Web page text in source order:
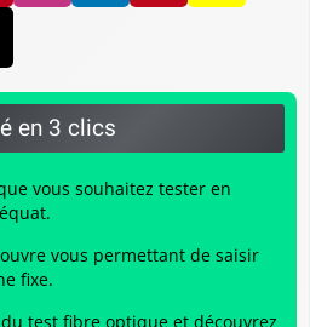
en 3 clics
vous souhaitez tester en
vous permettant de saisir
fixe.
test fibre optique et découvrez